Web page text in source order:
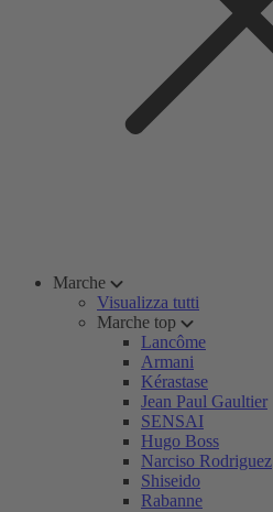
Marche
Visualizza tutti
Marche top
Lancôme
Armani
Kérastase
Jean Paul Gaultier
SENSAI
Hugo Boss
Narciso Rodriguez
Shiseido
Rabanne